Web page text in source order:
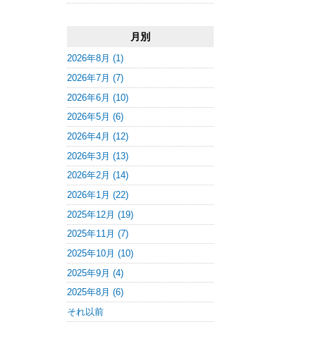
月別
2026年8月 (1)
2026年7月 (7)
2026年6月 (10)
2026年5月 (6)
2026年4月 (12)
2026年3月 (13)
2026年2月 (14)
2026年1月 (22)
2025年12月 (19)
2025年11月 (7)
2025年10月 (10)
2025年9月 (4)
2025年8月 (6)
それ以前